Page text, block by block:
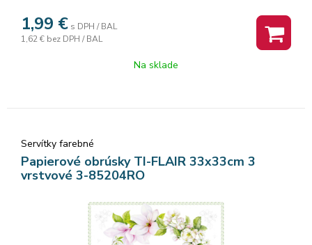
1,99 € s DPH / BAL
1,62 € bez DPH / BAL
Na sklade
Servítky farebné
Papierové obrúsky TI-FLAIR 33x33cm 3
vrstvové 3-85204RO